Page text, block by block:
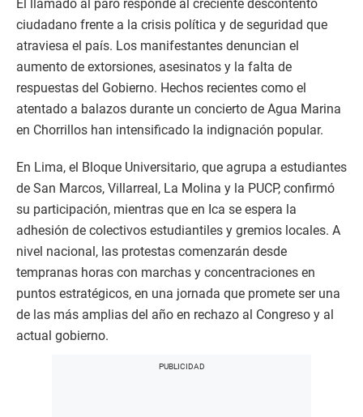
El llamado al paro responde al creciente descontento
ciudadano frente a la crisis política y de seguridad que
atraviesa el país. Los manifestantes denuncian el
aumento de extorsiones, asesinatos y la falta de
respuestas del Gobierno. Hechos recientes como el
atentado a balazos durante un concierto de Agua Marina
en Chorrillos han intensificado la indignación popular.
En Lima, el Bloque Universitario, que agrupa a estudiantes
de San Marcos, Villarreal, La Molina y la PUCP, confirmó
su participación, mientras que en Ica se espera la
adhesión de colectivos estudiantiles y gremios locales. A
nivel nacional, las protestas comenzarán desde
tempranas horas con marchas y concentraciones en
puntos estratégicos, en una jornada que promete ser una
de las más amplias del año en rechazo al Congreso y al
actual gobierno.